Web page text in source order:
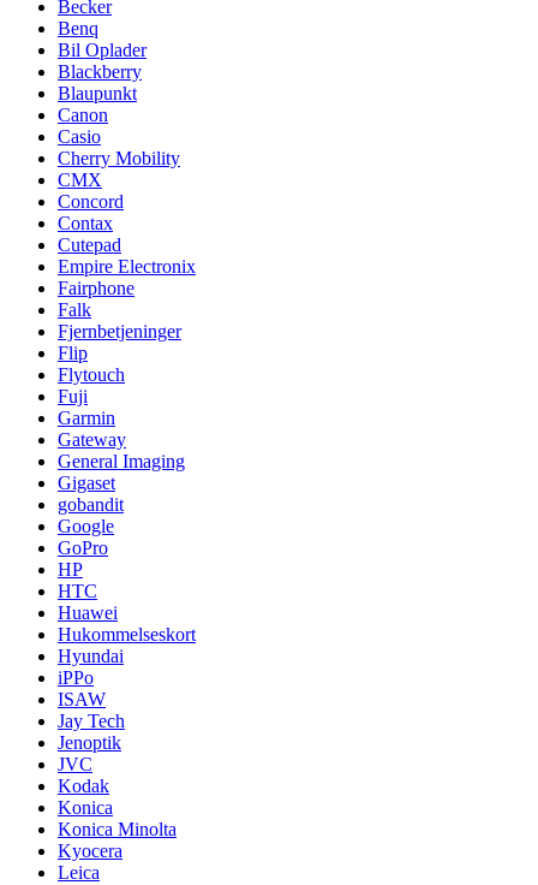
Becker
Benq
Bil Oplader
Blackberry
Blaupunkt
Canon
Casio
Cherry Mobility
CMX
Concord
Contax
Cutepad
Empire Electronix
Fairphone
Falk
Fjernbetjeninger
Flip
Flytouch
Fuji
Garmin
Gateway
General Imaging
Gigaset
gobandit
Google
GoPro
HP
HTC
Huawei
Hukommelseskort
Hyundai
iPPo
ISAW
Jay Tech
Jenoptik
JVC
Kodak
Konica
Konica Minolta
Kyocera
Leica